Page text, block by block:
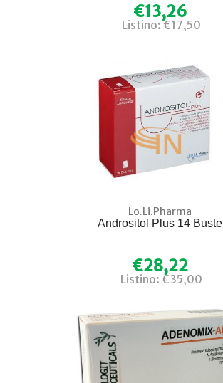
€13,26
Listino: €17,50
Lo.Li.Pharma
Andrositol Plus 14 Buste
€28,22
Listino: €35,00